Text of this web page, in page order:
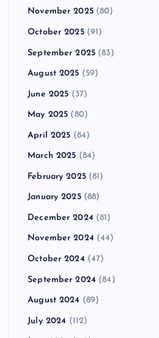
November 2025(80)
October 2025(91)
September 2025 (83)
August 2025 (59)
June 2025 (37)
May 2025 (80)
April 2025 (84)
March 2025 (84)
February 2025(81)
January 2025(88)
December 2024 (81)
November 2024 (44)
October 2024 (47)
September 2024 (84)
August 2024 (89)
July 2024 (112)